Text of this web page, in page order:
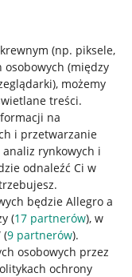
(np. piksele,
osobowych (między
, możemy
treści.
na
i przetwarzanie
rynkowych i
odnaleźć Ci w
będzie Allegro a
(17 partnerów), w
(9 partnerów).
osobowych przez
ochrony